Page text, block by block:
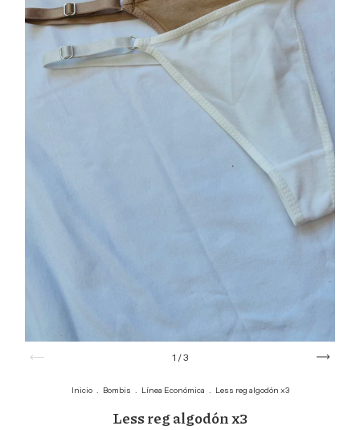
1 /3
Inicio . Bombis . Línea Económica . Less reg algodón x3
Less reg algodón x3